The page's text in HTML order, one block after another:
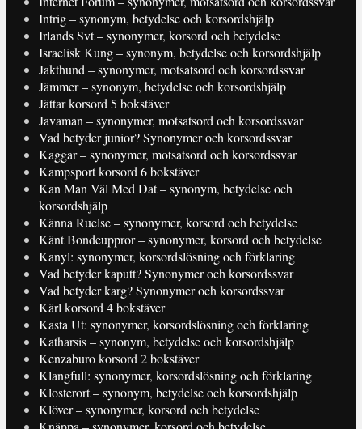
Intrig – synonym, betydelse och korsordshjälp
Irlands Svt – synonymer, korsord och betydelse
Israelisk Kung – synonym, betydelse och korsordshjälp
Jakthund – synonymer, motsatsord och korsordssvar
Jämmer – synonym, betydelse och korsordshjälp
Jättar korsord 5 bokstäver
Javaman – synonymer, motsatsord och korsordssvar
Vad betyder junior? Synonymer och korsordssvar
Kaggar – synonymer, motsatsord och korsordssvar
Kampsport korsord 6 bokstäver
Kan Man Väl Med Dat – synonym, betydelse och
korsordshjälp
Känna Ruelse – synonymer, korsord och betydelse
Känt Bondeuppror – synonymer, korsord och betydelse
Kanyl: synonymer, korsordslösning och förklaring
Vad betyder kaputt? Synonymer och korsordssvar
Vad betyder karg? Synonymer och korsordssvar
Kärl korsord 4 bokstäver
Kasta Ut: synonymer, korsordslösning och förklaring
Katharsis – synonym, betydelse och korsordshjälp
Kenzaburo korsord 2 bokstäver
Klangfull: synonymer, korsordslösning och förklaring
Klosterort – synonym, betydelse och korsordshjälp
Klöver – synonymer, korsord och betydelse